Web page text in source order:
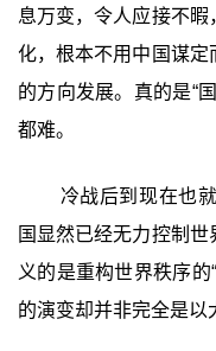
息万变，令人应接不
化，根本不用中国谋定
的方向发展。真的是“
都难。
冷战后到现在也
国显然已经无力控制
义的是重构世界秩序
的演变却并非完全是以